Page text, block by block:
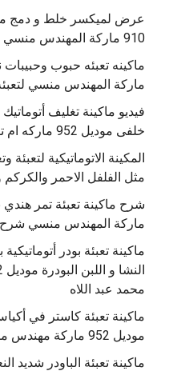
عرض لميكسر خلط و دمج
910 ماركة المهندس منسي
‫فيديو ماكينة تغليف
خلفى موديل 952 ماركه ام تو باك
المكينة الاتوماتيكية لتعبئة
مثل الفلفل الاحمر والكركم
ماكينة تعبئة بودر
محمد عبد اللاه
‫ماكينة تعبئة كاستر في
موديل 952 ماركة مهندس منسي
‫ماكينة تعبئة الباودر شديد